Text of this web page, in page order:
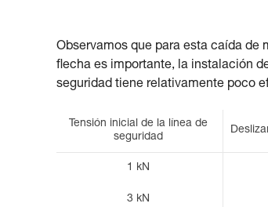
Observamos que para esta caída de
flecha es importante, la instalación
seguridad tiene relativamente poco
Tensión inicial de la línea de
seguridad
1 kN
3 kN